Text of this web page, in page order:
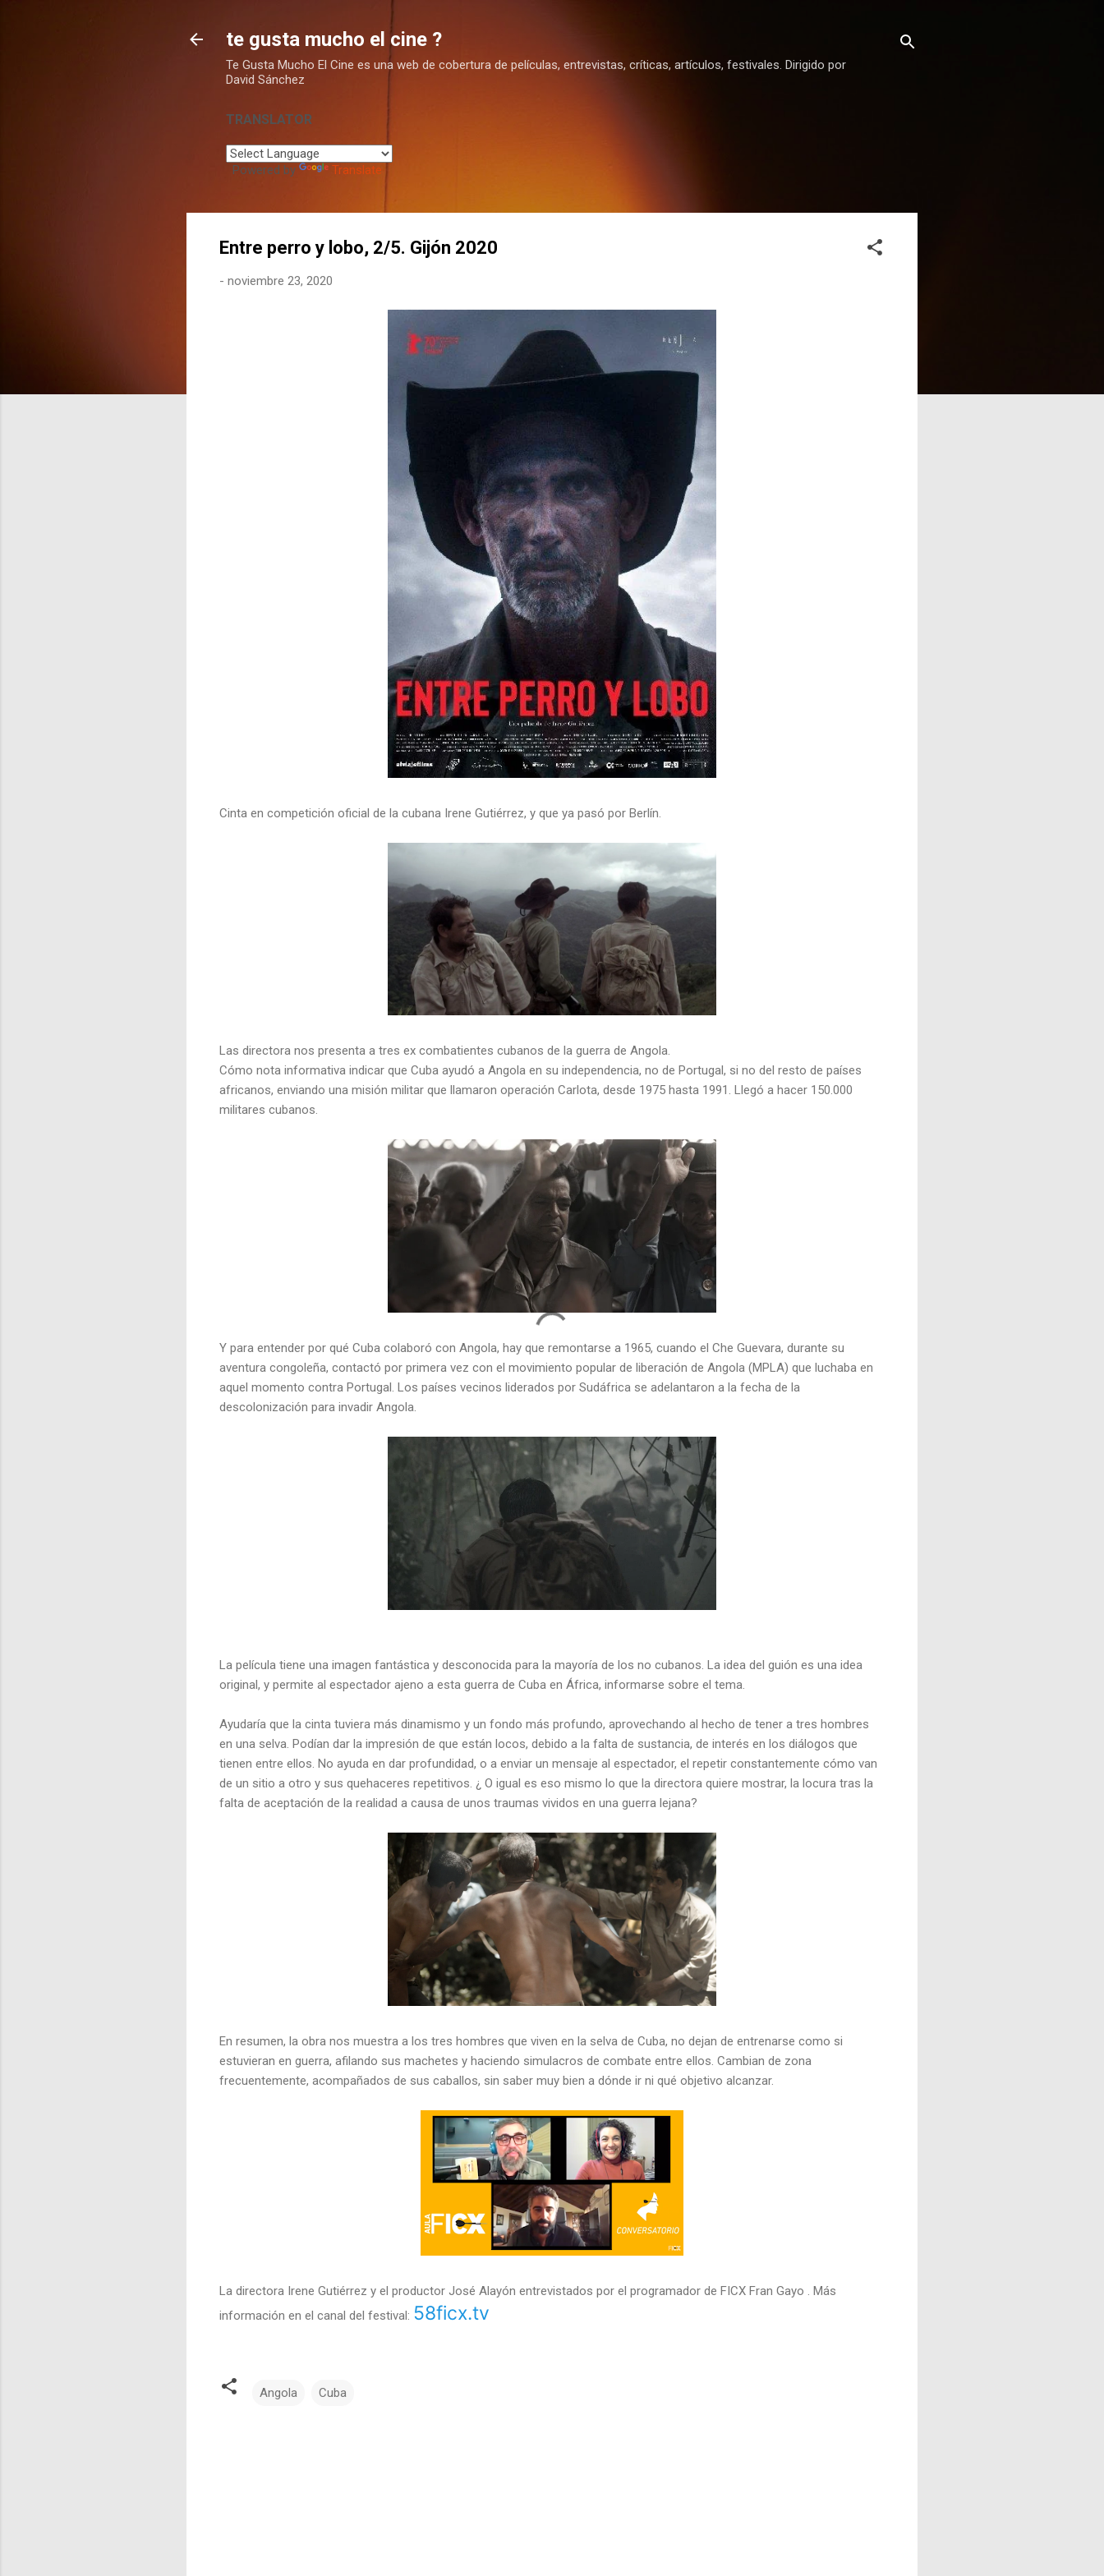
te gusta mucho el cine ?
Te Gusta Mucho El Cine es una web de cobertura de películas, entrevistas, críticas, artículos, festivales. Dirigido por
David Sánchez
TRANSLATOR
Powered by Translate
Entre perro y lobo, 2/5. Gijón 2020
- noviembre 23, 2020
Cinta en competición oficial de la cubana Irene Gutiérrez, y que ya pasó por Berlín.
Las directora nos presenta a tres ex combatientes cubanos de la guerra de Angola.
Cómo nota informativa indicar que Cuba ayudó a Angola en su independencia, no de Portugal, si no del resto de países
africanos, enviando una misión militar que llamaron operación Carlota, desde 1975 hasta 1991. Llegó a hacer 150.000
militares cubanos.
Y para entender por qué Cuba colaboró con Angola, hay que remontarse a 1965, cuando el Che Guevara, durante su
aventura congoleña, contactó por primera vez con el movimiento popular de liberación de Angola (MPLA) que luchaba en
aquel momento contra Portugal. Los países vecinos liderados por Sudáfrica se adelantaron a la fecha de la
descolonización para invadir Angola.
La película tiene una imagen fantástica y desconocida para la mayoría de los no cubanos. La idea del guión es una idea
original, y permite al espectador ajeno a esta guerra de Cuba en África, informarse sobre el tema.
Ayudaría que la cinta tuviera más dinamismo y un fondo más profundo, aprovechando al hecho de tener a tres hombres
en una selva. Podían dar la impresión de que están locos, debido a la falta de sustancia, de interés en los diálogos que
tienen entre ellos. No ayuda en dar profundidad, o a enviar un mensaje al espectador, el repetir constantemente cómo van
de un sitio a otro y sus quehaceres repetitivos. ¿ O igual es eso mismo lo que la directora quiere mostrar, la locura tras la
falta de aceptación de la realidad a causa de unos traumas vividos en una guerra lejana?
En resumen, la obra nos muestra a los tres hombres que viven en la selva de Cuba, no dejan de entrenarse como si
estuvieran en guerra, afilando sus machetes y haciendo simulacros de combate entre ellos. Cambian de zona
frecuentemente, acompañados de sus caballos, sin saber muy bien a dónde ir ni qué objetivo alcanzar.
La directora Irene Gutiérrez y el productor José Alayón entrevistados por el programador de FICX Fran Gayo . Más
información en el canal del festival: 58ficx.tv
Angola Cuba